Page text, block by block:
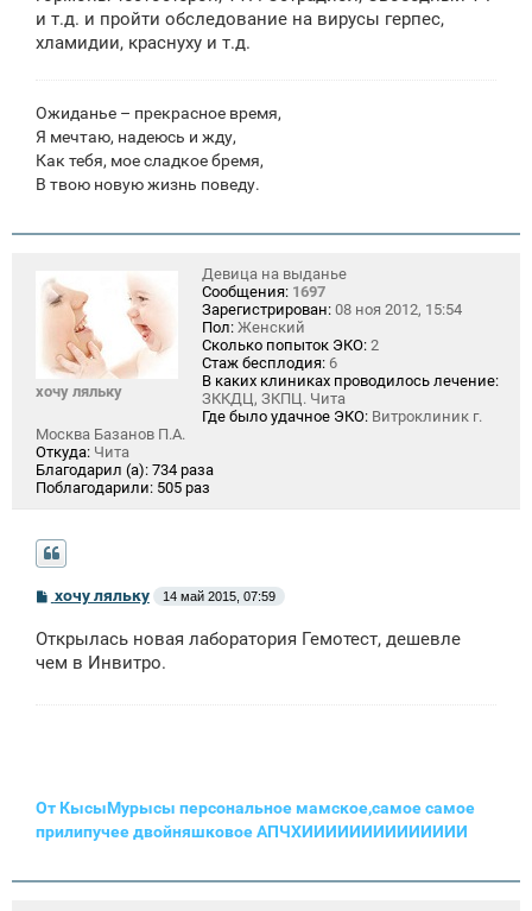
и
и т.д. и пройти обследование на вирусы герпес,
хламидии, краснуху и т.д.
Ожиданье – прекрасное время,
Я мечтаю, надеюсь и жду,
Как тебя, мое сладкое бремя,
В твою новую жизнь поведу.
хочу ляльку
Девица на выданье
Сообщения: 1697
Зарегистрирован: 08 ноя 2012, 15:54
Пол: Женский
Сколько попыток ЭКО: 2
Стаж бесплодия: 6
В каких клиниках проводилось лечение:
ЗККДЦ, ЗКПЦ. Чита
Где было удачное ЭКО: Витроклиник г.
Москва Базанов П.А.
Откуда: Чита
Благодарил (а): 734 раза
Поблагодарили: 505 раз
С
о
б
щ
хочу ляльку 14 май 2015, 07:59
Открылась новая лаборатория Гемотест, дешевле
чем в Инвитро.
От КысыМурысы персональное мамское,самое самое
прилипучее двойняшковое АПЧХИИИИИИИИИИИИИИ